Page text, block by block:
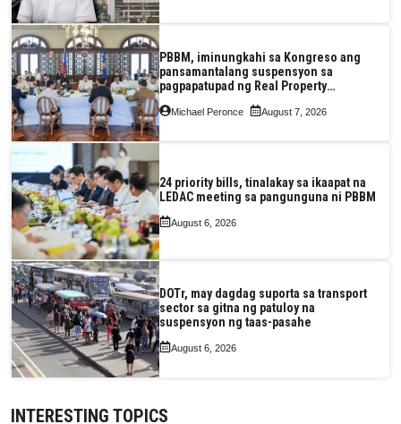
PBBM, iminungkahi sa Kongreso ang
pansamantalang suspensyon sa
pagpapatupad ng Real Property
Valuation and Assessment Reform Act
Michael Peronce August 7, 2026
24 priority bills, tinalakay sa ikaapat na
LEDAC meeting sa pangunguna ni PBBM
August 6, 2026
DOTr, may dagdag suporta sa transport
sector sa gitna ng patuloy na
suspensyon ng taas-pasahe
August 6, 2026
INTERESTING TOPICS